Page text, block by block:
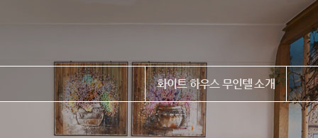
화이트 하우스 무인텔 소개